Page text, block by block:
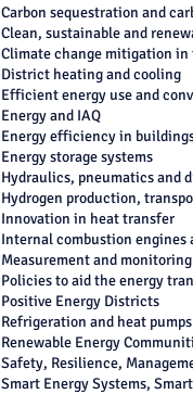
Carbon sequestration and
Clean, sustainable and
Climate change mitigation
District heating and cooling
Efficient energy use and
Energy and IAQ
Energy efficiency in
Energy storage systems
Hydraulics, pneumatics and
Hydrogen production,
Innovation in heat transfer
Internal combustion
Measurement and
Policies to aid the energy
Positive Energy Districts
Refrigeration and heat pumps
Renewable Energy
Safety, Resilience,
Smart Energy Systems,